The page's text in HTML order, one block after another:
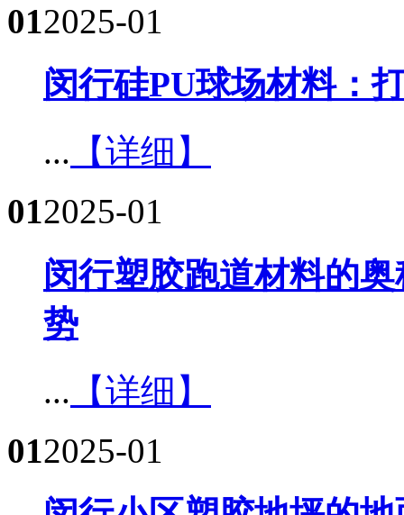
012025-01
闵行硅PU球场材料：
... 【详细】
012025-01
闵行塑胶跑道材料的
势​
... 【详细】
012025-01